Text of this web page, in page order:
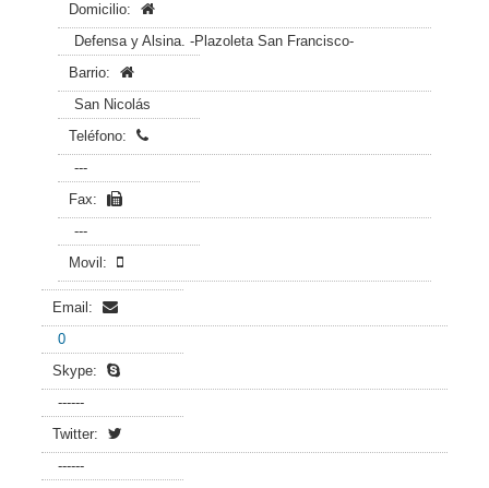
Domicilio:
Defensa y Alsina. -Plazoleta San Francisco-
Barrio:
San Nicolás
Teléfono:
---
Fax:
---
Movil:
Email:
0
Skype:
------
Twitter:
------